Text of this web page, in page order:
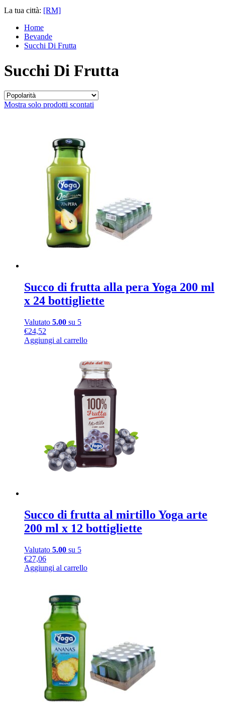
La tua città: [RM]
Home
Bevande
Succhi Di Frutta
Succhi Di Frutta
Mostra solo prodotti scontati
Succo di frutta alla pera Yoga 200 ml
x 24 bottigliette
Valutato 5.00 su 5
€24,52
Aggiungi al carrello
Succo di frutta al mirtillo Yoga arte
200 ml x 12 bottigliette
Valutato 5.00 su 5
€27,06
Aggiungi al carrello